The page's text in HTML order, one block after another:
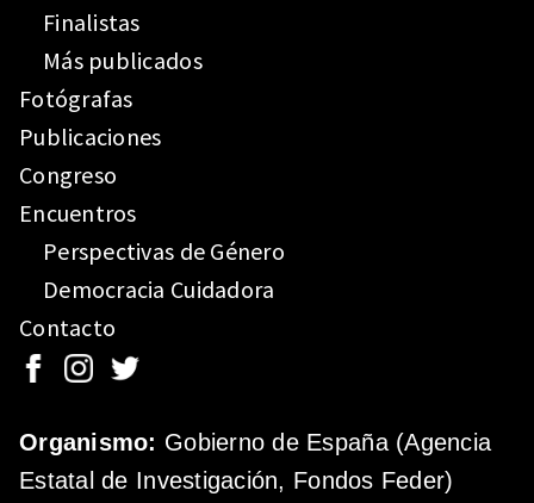
Finalistas
Más publicados
Fotógrafas
Publicaciones
Congreso
Encuentros
Perspectivas de Género
Democracia Cuidadora
Contacto
Organismo: Gobierno de España (Agencia
Estatal de Investigación, Fondos Feder)